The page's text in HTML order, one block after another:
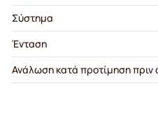
Σύστημα
Ένταση
Ανάλωση κατά προτίμηση πριν